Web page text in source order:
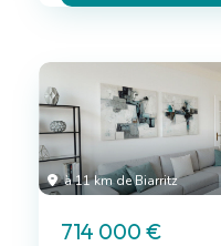
à 11 km de Biarritz
714 000 €